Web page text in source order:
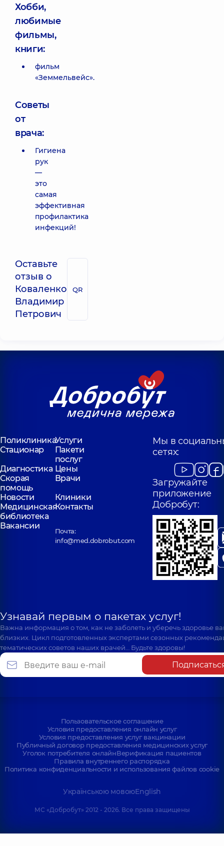
Хобби,
любимые
фильмы,
книги:
фильм
«Земмельвейс».
Советы
от
врача:
Гигиена
рук
—
это
самая
эффективная
профилактика
инфекций!
Оставьте
отзыв о
Коваленко
Владимир
Петрович
QR
ПоликлиникаУслуги
Стационар
Пакети
послуг
Диагностика Цены
Скорая
помощь
Врачи
Новости
Клиники
Медицинская
библиотека
Контакты
Вакансии
Почта:
info@med.dobrobut.com
Мы в
сетях:
Загружайте
приложение
Добробут:
Узнавай первым о пакетах услуг!
Важна информация о том, как не заболеть и уберечь здоровье
близких. Цикл подготовленных экспертами сезонных
тематических советов наших врачей… Будьте здоровы!
Пользовательское соглашение
Условия предоставления онлайн услуг
Условия предоставления услуг вакцинации
Публичный договор предоставления медицинских услуг
Уголок потребителя онлайнВерификация пациентов
Правила внутреннего распорядка
Политика конфиденциальности и использования файлов cookie
Українською мовоюEnglish
МС «Добробут» 2012 - 2026. Все права защищены